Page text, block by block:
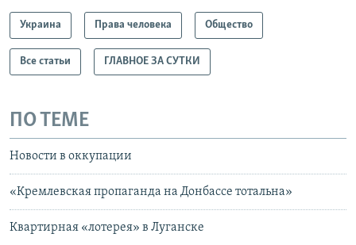
Украина Права человека Общество
Все статьи ГЛАВНОЕ ЗА СУТКИ
ПО ТЕМЕ
Новости в оккупации
«Кремлевская пропаганда на Донбассе тотальна»
Квартирная «лотерея» в Луганске